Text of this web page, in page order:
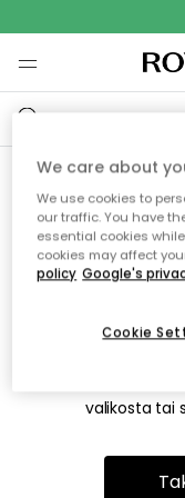
Emme
Tämä voi johtua
on siirretty
valikosta tai
We care about
We use cookies to
our traffic. You have
essential cookies
cookies may affect
policy Google's
Cookie